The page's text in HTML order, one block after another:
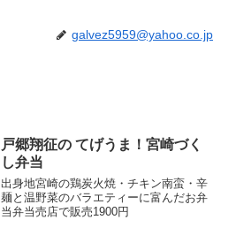
galvez5959@yahoo.co.jp
戸郷翔征の てげうま！宮崎づく
し弁当
出身地宮崎の鶏炭火焼・チキン南蛮・辛
麺と温野菜のバラエティーに富んだお弁
当弁当売店で販売1900円